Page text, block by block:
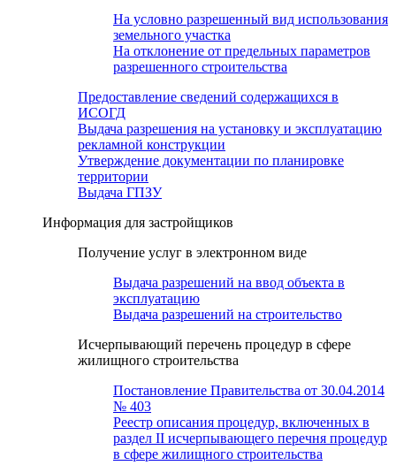
На условно разрешенный вид использования
земельного участка
На отклонение от предельных параметров
разрешенного строительства
Предоставление сведений содержащихся в
ИСОГД
Выдача разрешения на установку и эксплуатацию
рекламной конструкции
Утверждение документации по планировке
территории
Выдача ГПЗУ
Информация для застройщиков
Получение услуг в электронном виде
Выдача разрешений на ввод объекта в
эксплуатацию
Выдача разрешений на строительство
Исчерпывающий перечень процедур в сфере
жилищного строительства
Постановление Правительства от 30.04.2014
№ 403
Реестр описания процедур, включенных в
раздел II исчерпывающего перечня процедур
в сфере жилищного строительства